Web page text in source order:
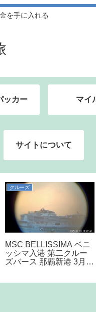
を手に入れる
ッカー マイ
サイトについて
クルーズ
MSC BELLISSIMA ベニ
ッシマ入港 第二クルー
ズバース 那覇新港 3月